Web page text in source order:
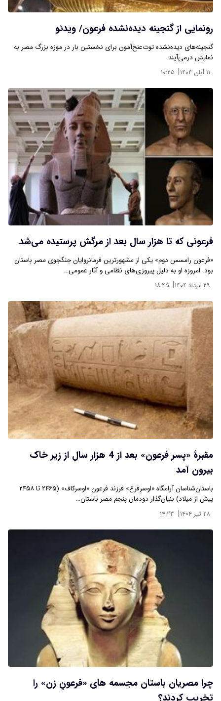
رونمایی از گنجینه دیده‌نشده فرعون/ ویدئو
گنجینه‌های دیده‌نشده توت‌عنخ‌آمون برای نخستین بار در موزه بزرگ مصر به
نمایش درمی‌آیند.
۱۱ آبان ۱۴۰۴ | ۱۰:۲۵
فرعونی که تا هزار سال بعد از مرگش پرستیده می‌شد
«فرعون رامسس دوم» یکی از مشهورترین فرمانروایان جنگجوی مصر باستان
بود. امروزه او به دلیل پیروزی‌های نظامی و آثار عمومی…
۲۹ مرداد ۱۴۰۴ | ۱۸:۲۵
مقبرۀ «پسر فرعون» بعد از 4 هزار سال از زیر خاک
بیرون آمد
باستان‌شناسان آرامگاه «اوسرِفرع» فرزند فرعون «اوسرکاف» (۲۴۶۵ تا ۲۴۵۸
پیش از میلاد) بنیان‌گذار دودمان پنجم مصر باستان…
۲۸ تیر ۱۴۰۴ | ۱۴:۲۳
چرا مصریان باستان مجسمه‌ های «فرعونِ زن» را